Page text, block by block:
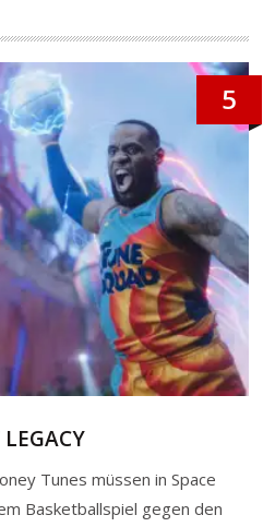
5
Tunes müssen in Space
Basketballspiel gegen den